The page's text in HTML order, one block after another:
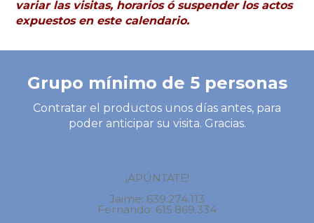
variar las visitas, horarios ó suspender los actos
expuestos en este calendario.
Grupo mínimo de 5 personas
Contratar el productos unos días antes, para
poder anticipar su visita. Gracias.
¡APÚNTATE!
Jaime: 639.274.113
Fernando: 615.869.334